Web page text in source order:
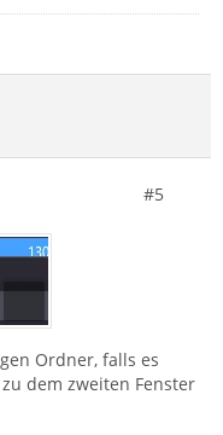
#5
Ordner, falls es
dem zweiten Fenster